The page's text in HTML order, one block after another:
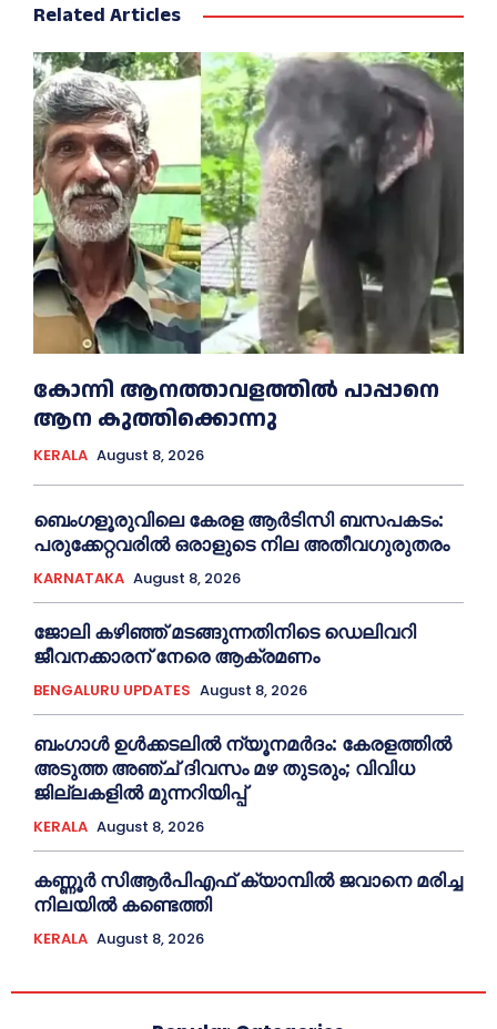
Related Articles
കോന്നി ആനത്താവളത്തില്‍ പാപ്പാനെ
ആന കുത്തിക്കൊന്നു
KERALA August 8, 2026
ബെംഗളൂരുവിലെ കേരള ആര്‍ടിസി ബസപകടം:
പരുക്കേറ്റവരില്‍ ഒരാളുടെ നില അതീവഗുരുതരം
KARNATAKA August 8, 2026
ജോലി കഴിഞ്ഞ് മടങ്ങുന്നതിനിടെ ഡെലിവറി
ജീവനക്കാരന് നേരെ ആക്രമണം
BENGALURU UPDATES August 8, 2026
ബംഗാൾ ഉൾക്കടലിൽ ന്യൂനമർദം: കേരളത്തിൽ
അടുത്ത അഞ്ച് ദിവസം മഴ തുടരും; വിവിധ
ജില്ലകളിൽ മുന്നറിയിപ്പ്
KERALA August 8, 2026
കണ്ണൂര്‍ സിആര്‍പിഎഫ് ക്യാമ്പില്‍ ജവാനെ മരിച്ച
നിലയില്‍ കണ്ടെത്തി
KERALA August 8, 2026